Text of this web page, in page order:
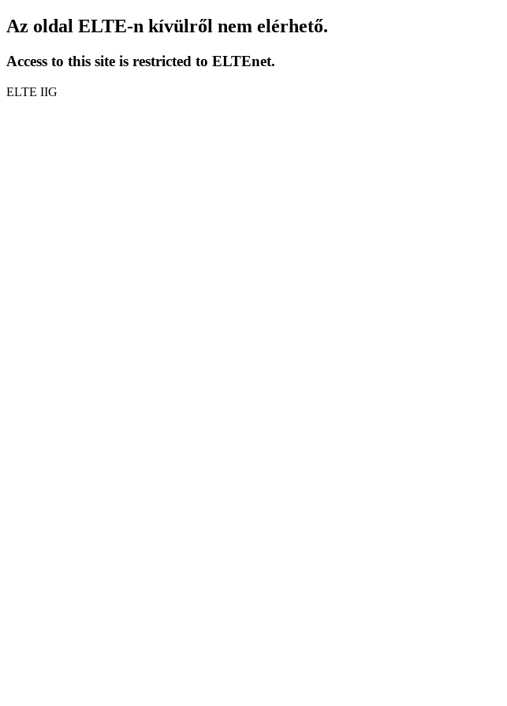
Az oldal ELTE-n kívülről nem elérhető.
Access to this site is restricted to ELTEnet.
ELTE IIG